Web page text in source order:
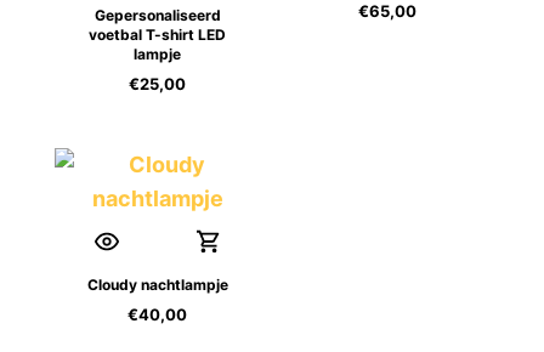
Gepersonaliseerd
voetbal T-shirt LED
lampje
€25,00
€65,00
Cloudy nachtlampje
€40,00